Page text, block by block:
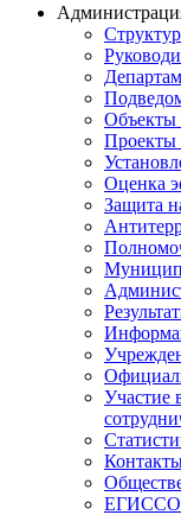
Объекты
Проекты
Оценка
Защита
Участие
ЕГИССО